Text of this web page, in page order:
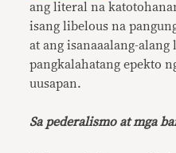
ang literal na
isang libelous na
at ang isanaaalang-
pangkalahatang epekto
uusapan.
Sa pederalismo at mga